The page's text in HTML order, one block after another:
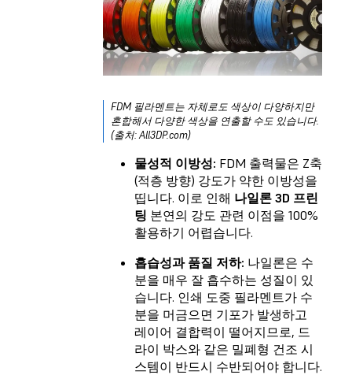
FDM 필라멘트는 자체로도 색상이 다양하지만
혼합해서 다양한 색상을 연출할 수도 있습니다.
(출처: All3DP.com)
물성적 이방성: FDM 출력물은 Z축
(적층 방향) 강도가 약한 이방성을
띱니다. 이로 인해 나일론 3D 프린
팅 본연의 강도 관련 이점을 100%
활용하기 어렵습니다.
흡습성과 품질 저하: 나일론은 수
분을 매우 잘 흡수하는 성질이 있
습니다. 인쇄 도중 필라멘트가 수
분을 머금으면 기포가 발생하고
레이어 결합력이 떨어지므로, 드
라이 박스와 같은 밀폐형 건조 시
스템이 반드시 수반되어야 합니다.